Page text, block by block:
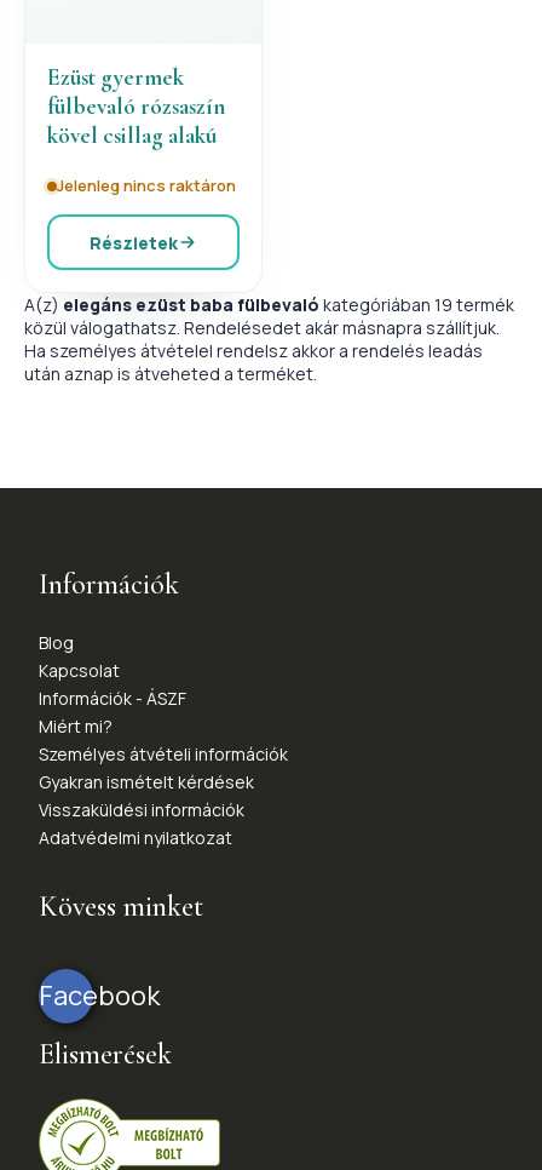
Ezüst gyermek
fülbevaló rózsaszín
kövel csillag alakú
Jelenleg nincs raktáron
Részletek
A(z) elegáns ezüst baba fülbevaló kategóriában 19 termék
közül válogathatsz. Rendelésedet akár másnapra szállítjuk.
Ha személyes átvételel rendelsz akkor a rendelés leadás
után aznap is átveheted a terméket.
Információk
Blog
Kapcsolat
Információk - ÁSZF
Miért mi?
Személyes átvételi információk
Gyakran ismételt kérdések
Visszaküldési információk
Adatvédelmi nyilatkozat
Kövess minket
Facebook
Elismerések